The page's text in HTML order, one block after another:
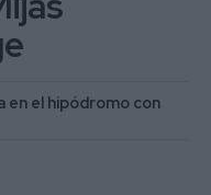
en el hipódromo con